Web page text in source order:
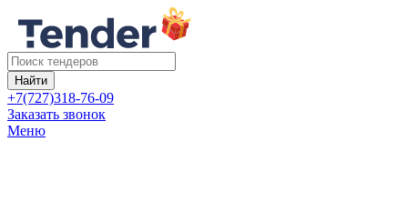
Найти
+7(727)318-76-09
Заказать звонок
Меню